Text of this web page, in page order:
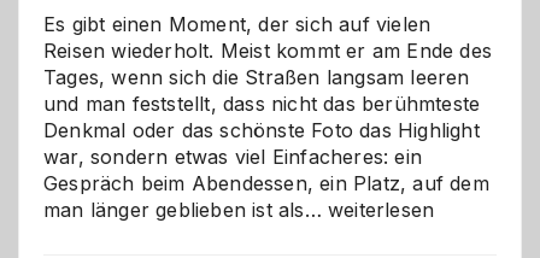
Es gibt einen Moment, der sich auf vielen
Reisen wiederholt. Meist kommt er am Ende des
Tages, wenn sich die Straßen langsam leeren
und man feststellt, dass nicht das berühmteste
Denkmal oder das schönste Foto das Highlight
war, sondern etwas viel Einfacheres: ein
Gespräch beim Abendessen, ein Platz, auf dem
man länger geblieben ist als… Als
weiterlesen